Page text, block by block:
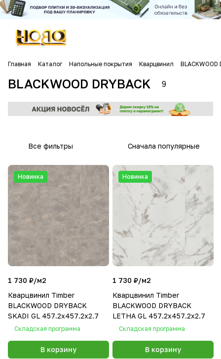
Главная Каталог Напольные покрытия Кварцвинил BLACKWOOD
BLACKWOOD DRYBACK 9
Все фильтры Сначала популярные
Новинка
1 730 ₽/м2
Кварцвинил Timber
BLACKWOOD DRYBACK
SKADI GL 457.2х457.2х2.7
Складская программа
В корзину
Новинка
1 730 ₽/м2
Кварцвинил Timber
BLACKWOOD DRYBACK
LETHA GL 457.2х457.2х2.7
Складская программа
В корзину